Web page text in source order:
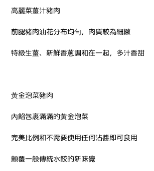
高麗菜薑汁豬肉
前腿豬肉油花分布均勻，肉質較為細緻
特級生薑、新鮮香蔥調和在一起，多汁香甜
黃金泡菜豬肉
內餡包裹滿滿的黃金泡菜
完美比例和不需要使用任何沾醬即可食用
顛覆一般傳統水餃的新味覺